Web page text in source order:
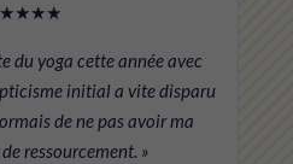
du yoga cette année avec
initial a vite disparu
de ne pas avoir ma
ressourcement. »